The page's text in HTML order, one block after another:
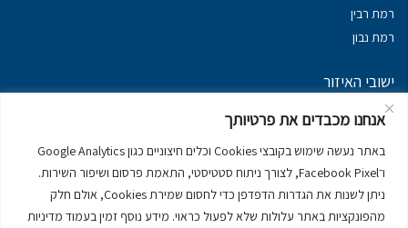
אנחנו מכבדים את פרטיותך
באתר נעשה שימוש בקובצי Cookies וכלים חיצוניים כגון Google Analytics
ו־Facebook Pixel, לצורך ניתוח סטטיסטי, התאמת פרסום ושיפור השירות.
ניתן לשנות את הגדרות הדפדפן כדי לחסום שמירת Cookies, אולם חלק
מהפונקציות באתר עלולות שלא לפעול כראוי. מידע נוסף זמין בעמוד מדיניות
רמת רבין
רמת נבון
ישובי האיזור
נכסים במשגב
מרום הגליל